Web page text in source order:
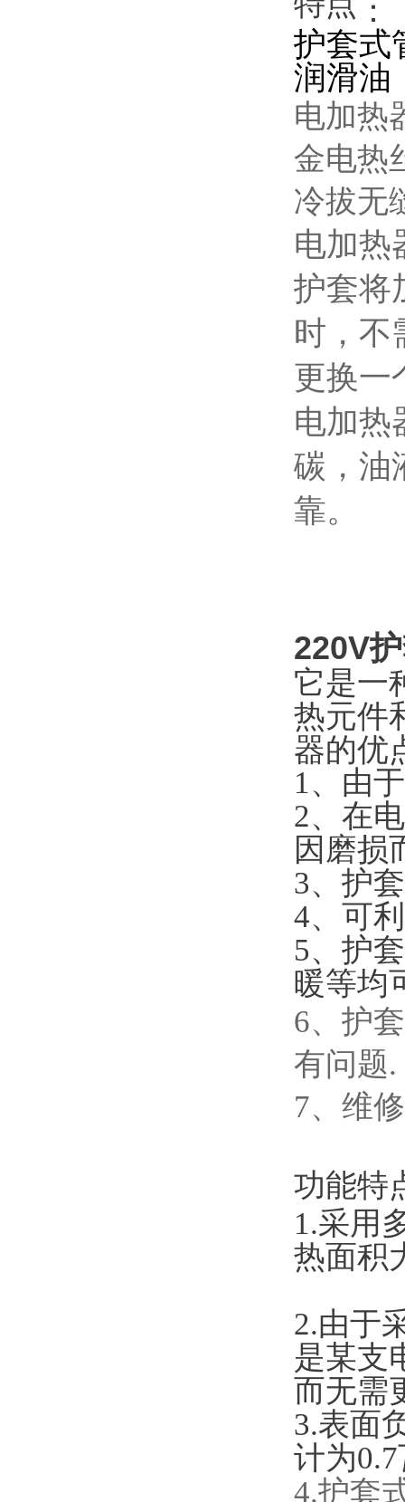
：
护套式
润滑油
电加热
金电热
冷拔无
电加热
护套将
时，不
更换一
电加热
碳，油
靠。
220V
它是一
热元件
器的优
1、由
2、在
因磨损
3、护
4、可
5、护
暖等均
6、护
有问题.
7、维
功能特
1.采用
热面积
2.由于
是某支
而无需
3.表面
计为
4.护套